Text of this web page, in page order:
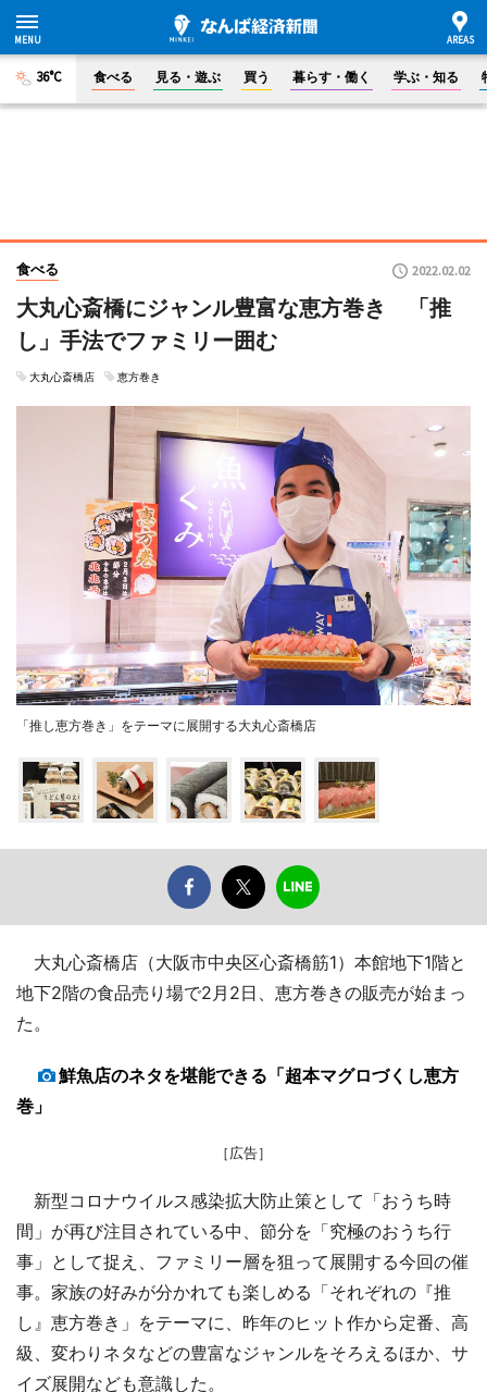
36°C 食べる 見る・遊ぶ 買う 暮らす・働く 学ぶ・知る
食べる 2022.02.02
大丸心斎橋にジャンル豊富な恵方巻き 「推
し」手法でファミリー囲む
大丸心斎橋店 恵方巻き
「推し恵方巻き」をテーマに展開する大丸心斎橋店
大丸心斎橋店（大阪市中央区心斎橋筋1）本館地下1階と
地下2階の食品売り場で2月2日、恵方巻きの販売が始まっ
た。
鮮魚店のネタを堪能できる「超本マグロづくし恵方
巻」
［広告］
新型コロナウイルス感染拡大防止策として「おうち時
間」が再び注目されている中、節分を「究極のおうち行
事」として捉え、ファミリー層を狙って展開する今回の催
事。家族の好みが分かれても楽しめる「それぞれの『推
し』恵方巻き」をテーマに、昨年のヒット作から定番、高
級、変わりネタなどの豊富なジャンルをそろえるほか、サ
イズ展開なども意識した。